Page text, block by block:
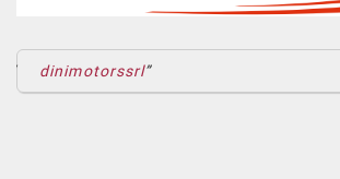
dinimotorssrl